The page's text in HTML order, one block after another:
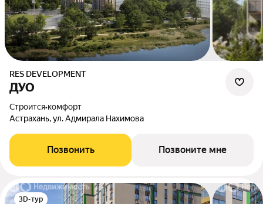
RES DEVELOPMENT
ДУО
Строится•комфорт
Астрахань, ул. Адмирала Нахимова
Позвонить Позвоните мне
3D-тур